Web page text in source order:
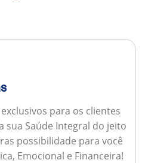
para os clientes
sua Saúde Integral do jeito
possibilidade para você
Emocional e Financeira!